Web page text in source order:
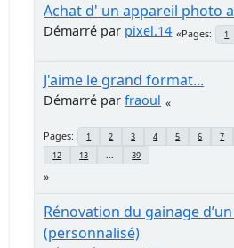
Achat d' un appareil photo
Démarré par pixel.14 Pages 1
J'aime le grand format...
Démarré parfraoul
Pages 1 2 3 4 5 6 7
12
13 39
Rénovation du gainage
(personnalisé)